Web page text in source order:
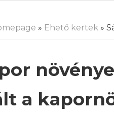
» Ehető kertek»
a